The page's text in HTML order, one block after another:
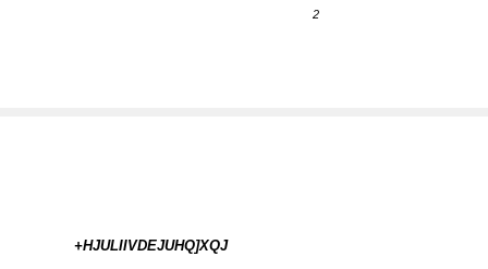
2
+HJULIIVDEJUHQ]XQJ